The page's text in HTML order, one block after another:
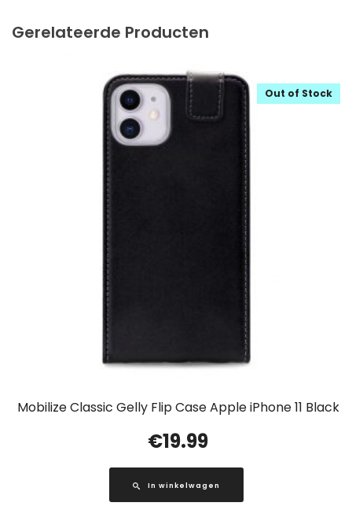
Gerelateerde Producten
Mobilize Classic Gelly Flip Case Apple iPhone 11 Black
Out of Stock
€19.99
In winkelwagen